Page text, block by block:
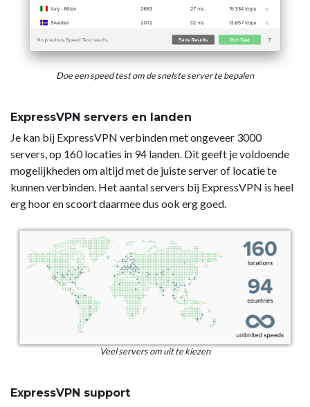
Doe een speed test om de snelste server te bepalen
ExpressVPN servers en landen
Je kan bij ExpressVPN verbinden met ongeveer 3000
servers, op 160 locaties in 94 landen. Dit geeft je voldoende
mogelijkheden om altijd met de juiste server of locatie te
kunnen verbinden. Het aantal servers bij ExpressVPN is heel
erg hoor en scoort daarmee dus ook erg goed.
Veel servers om uit te kiezen
ExpressVPN support